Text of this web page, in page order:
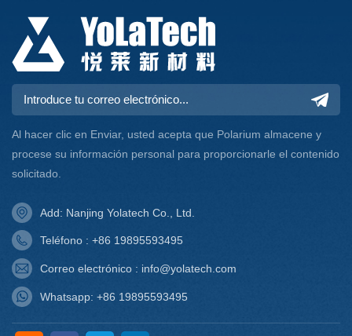
Al hacer clic en Enviar, usted acepta que Polarium almacene y
procese su información personal para proporcionarle el contenido
solicitado.
Add: Nanjing Yolatech Co., Ltd.
Teléfono : +86 19895593495
Correo electrónico : info@yolatech.com
Whatsapp: +86 19895593495